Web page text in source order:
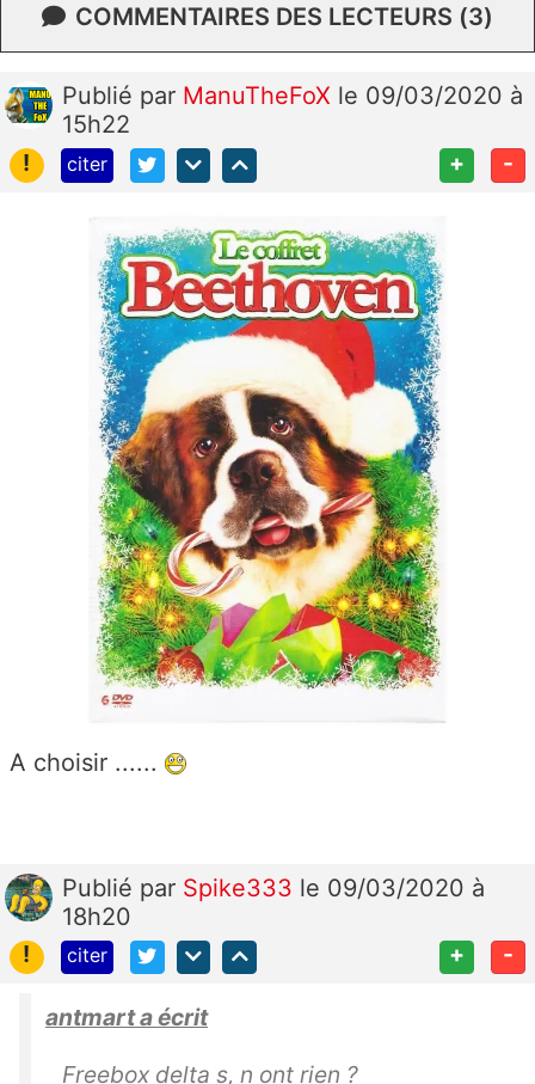
COMMENTAIRES DES LECTEURS (3)
Publié par ManuTheFoX le 09/03/2020 à
15h22
!
citer + -
A choisir ......
Publié par Spike333 le 09/03/2020 à
18h20
!
citer + -
antmart a écrit
Freebox delta s, n ont rien ?